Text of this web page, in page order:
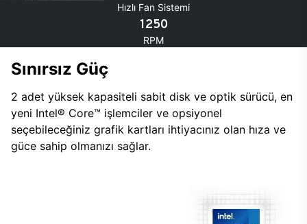
Hızlı Fan Sistemi
1250
RPM
Sınırsız Güç
2 adet yüksek kapasiteli sabit disk ve optik sürücü, en
yeni Intel® Core™ işlemciler ve opsiyonel
seçebileceğiniz grafik kartları ihtiyacınız olan hıza ve
güce sahip olmanızı sağlar.